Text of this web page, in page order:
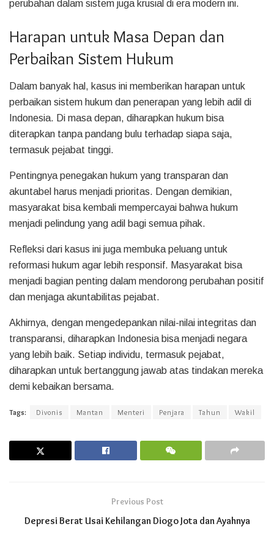
perubahan dalam sistem juga krusial di era modern ini.
Harapan untuk Masa Depan dan
Perbaikan Sistem Hukum
Dalam banyak hal, kasus ini memberikan harapan untuk
perbaikan sistem hukum dan penerapan yang lebih adil di
Indonesia. Di masa depan, diharapkan hukum bisa
diterapkan tanpa pandang bulu terhadap siapa saja,
termasuk pejabat tinggi.
Pentingnya penegakan hukum yang transparan dan
akuntabel harus menjadi prioritas. Dengan demikian,
masyarakat bisa kembali mempercayai bahwa hukum
menjadi pelindung yang adil bagi semua pihak.
Refleksi dari kasus ini juga membuka peluang untuk
reformasi hukum agar lebih responsif. Masyarakat bisa
menjadi bagian penting dalam mendorong perubahan positif
dan menjaga akuntabilitas pejabat.
Akhirnya, dengan mengedepankan nilai-nilai integritas dan
transparansi, diharapkan Indonesia bisa menjadi negara
yang lebih baik. Setiap individu, termasuk pejabat,
diharapkan untuk bertanggung jawab atas tindakan mereka
demi kebaikan bersama.
Tags: Divonis Mantan Menteri Penjara Tahun Wakil
Previous Post
Depresi Berat Usai Kehilangan Diogo Jota dan Ayahnya